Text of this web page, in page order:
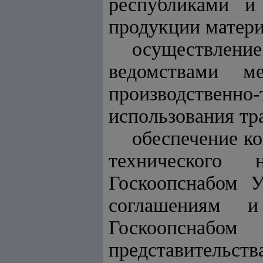
республиками
продукции
ведомствами
использования
обеспечение
технического
Госкоопснабом
соглашениям